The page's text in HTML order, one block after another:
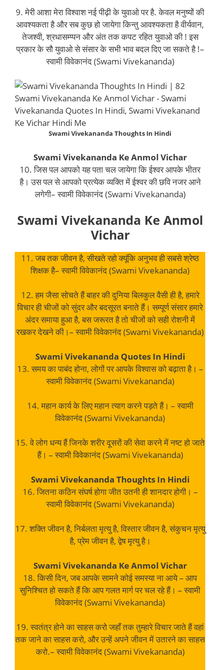
9. मेरी आशा मेरा विश्वाश नई पीढ़ी के युवाओ पर है. केवल मनुष्यों की
आवश्यकता है और सब कुछ हो जायेगा किन्तु आवश्यकता है वीर्यवान,
तेजश्वी, श्रधासम्प्पन और अंत तक कपट रहित युवाओ की ! इस
प्रकार के सौ युवाओ से संसार के सभी भाव बदल दिए जा सकते है !–
स्वामी विवेकानंद (Swami Vivekananda)
Swami Vivekananda Thoughts In Hindi
Swami Vivekananda Ke Anmol Vichar
10. जिस पल आपको यह पता चल जायेगा कि ईश्वर आपके भीतर
है। उस पल से आपको प्रत्येक व्यक्ति में ईश्वर की छवि नजर आने
लगेगी– स्वामी विवेकानंद (Swami Vivekananda)
Swami Vivekananda Ke Anmol
Vichar
11. जब तक जीवन है, सीखते रहो क्यूंकि अनुभव ही सबसे श्रेष्ठ
शिक्षक है– स्वामी विवेकानंद (Swami Vivekananda)
12. हम जैसा सोचते हैं बाहर की दुनिया बिलकुल वैसी ही है, हमारे
विचार ही चीजों को सुंदर और बदसूरत बनाते हैं। सम्पूर्ण संसार हमारे
अंदर समाया हुआ है, बस जरूरत है तो चीजों को सही रोशनी में
रखकर देखने की।– स्वामी विवेकानंद (Swami Vivekananda)
Swami Vivekananda Quotes In Hindi
13. समय का पाबंद होना, लोगों पर आपके विश्वास को बढ़ाता है। –
स्वामी विवेकानंद (Swami Vivekananda)
14. महान कार्य के लिए महान त्याग करने पड़ते हैं। – स्वामी
विवेकानंद (Swami Vivekananda)
15. वे लोग धन्य हैं जिनके शरीर दूसरों की सेवा करने में नष्ट हो जाते
हैं। – स्वामी विवेकानंद (Swami Vivekananda)
Swami Vivekananda Thoughts In Hindi
16. जितना कठिन संघर्ष होगा जीत उतनी ही शानदार होगी। –
स्वामी विवेकानंद (Swami Vivekananda)
17. शक्ति जीवन है, निर्बलता मृत्यु है, विस्तार जीवन है, संकुचन मृत्यु
है, प्रेम जीवन है, द्वेष मृत्यु है।
Swami Vivekananda Ke Anmol Vichar
18. किसी दिन, जब आपके सामने कोई समस्या ना आये – आप
सुनिश्चित हो सकते हैं कि आप गलत मार्ग पर चल रहे हैं। – स्वामी
विवेकानंद (Swami Vivekananda)
19. स्वतंत्र होने का साहस करो जहाँ तक तुम्हारे विचार जाते हैं वहां
तक जाने का साहस करो, और उन्हें अपने जीवन में उतारने का साहस
करो.– स्वामी विवेकानंद (Swami Vivekananda)